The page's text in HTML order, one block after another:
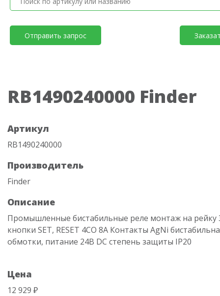
Отправить запрос
RB1490240000 Finder
Артикул
RB1490240000
Производитель
Finder
Описание
Промышленные бистабильные реле монтаж на рейку
кнопки SET, RESET 4CO 8A Контакты AgNi
обмотки, питание 24В DС степень защиты IP20
Цена
12 929 ₽